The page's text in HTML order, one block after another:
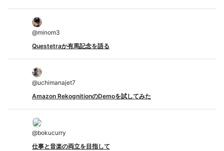
@minom3
Questetraか有馬記念を語る
@uchimanajet7
Amazon RekognitionのDemoを試してみた
@bokucurry
仕事と音楽の両立を目指して